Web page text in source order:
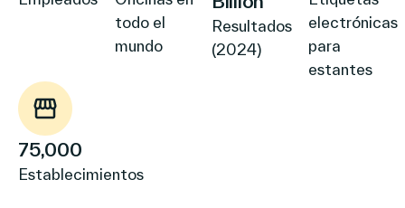
todo el
mundo
Resultados
(2024)
electrónicas
para
estantes
75,000
Establecimientos